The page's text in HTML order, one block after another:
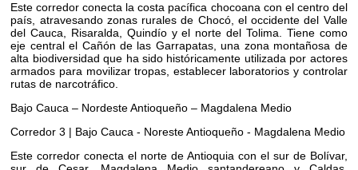
Este corredor conecta la costa pacífica chocoana con el centro del
país, atravesando zonas rurales de Chocó, el occidente del Valle
del Cauca, Risaralda, Quindío y el norte del Tolima. Tiene como
eje central el Cañón de las Garrapatas, una zona montañosa de
alta biodiversidad que ha sido históricamente utilizada por actores
armados para movilizar tropas, establecer laboratorios y controlar
rutas de narcotráfico.
Bajo Cauca – Nordeste Antioqueño – Magdalena Medio
Corredor 3 | Bajo Cauca - Noreste Antioqueño - Magdalena Medio
Este corredor conecta el norte de Antioquia con el sur de Bolívar,